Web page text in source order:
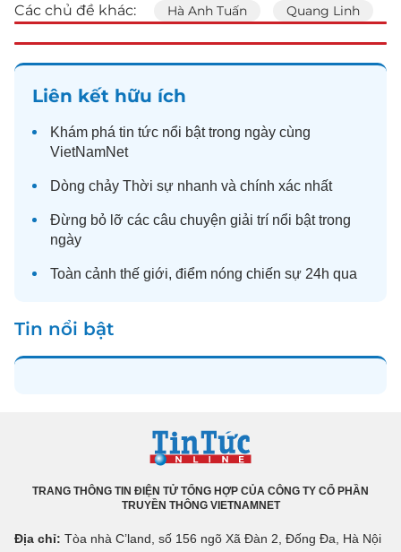
Các chủ đề khác: Hà Anh Tuấn Quang Linh
Liên kết hữu ích
Khám phá tin tức nổi bật trong ngày cùng
VietNamNet
Dòng chảy Thời sự nhanh và chính xác nhất
Đừng bỏ lỡ các câu chuyện giải trí nổi bật trong
ngày
Toàn cảnh thế giới, điểm nóng chiến sự 24h qua
Tin nổi bật
TRANG THÔNG TIN ĐIỆN TỬ TỔNG HỢP CỦA CÔNG TY CỔ PHẦN
TRUYỀN THÔNG VIETNAMNET
Địa chỉ: Tòa nhà C’land, số 156 ngõ Xã Đàn 2, Đống Đa, Hà Nội